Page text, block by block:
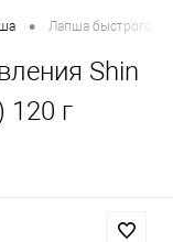
• Лапша быстрого
Shin
120 г